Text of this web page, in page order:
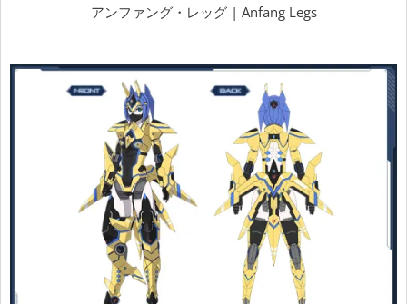
アンファング・レッグ | Anfang Legs